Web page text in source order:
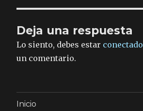
Deja una respuesta
Lo siento, debes estar conectado
un comentario.
Inicio